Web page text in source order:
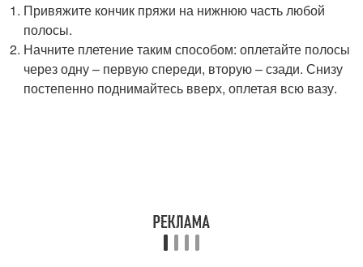
Привяжите кончик пряжи на нижнюю часть любой
полосы.
Начните плетение таким способом: оплетайте полосы
через одну – первую спереди, вторую – сзади. Снизу
постепенно поднимайтесь вверх, оплетая всю вазу.